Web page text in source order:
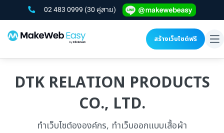
02 483 0999 (30 คู่สาย)
สร้างเว็บไซต์ฟรี
DTK RELATION PRODUCTS
CO., LTD.
ทำเว็บไซต์ององค์กร, ทำเว็บออกแบบเสื้อผ้า